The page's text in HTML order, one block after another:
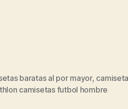
baratas al por mayor,
camisetas futbol hombre